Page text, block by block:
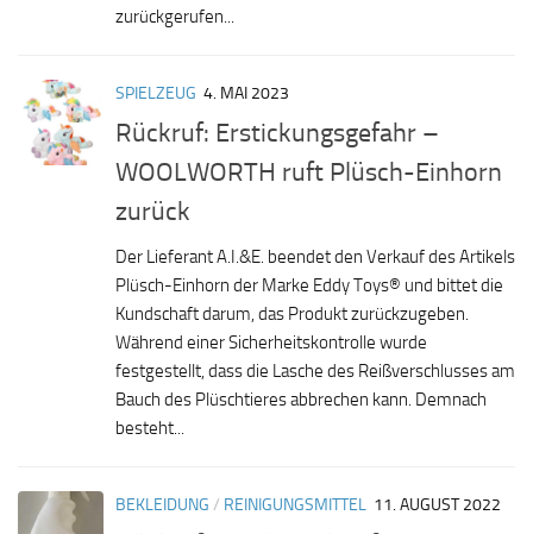
zurückgerufen...
SPIELZEUG 4. MAI 2023
Rückruf: Erstickungsgefahr –
WOOLWORTH ruft Plüsch-Einhorn
zurück
Der Lieferant A.I.&E. beendet den Verkauf des Artikels
Plüsch-Einhorn der Marke Eddy Toys® und bittet die
Kundschaft darum, das Produkt zurückzugeben.
Während einer Sicherheitskontrolle wurde
festgestellt, dass die Lasche des Reißverschlusses am
Bauch des Plüschtieres abbrechen kann. Demnach
besteht...
BEKLEIDUNG / REINIGUNGSMITTEL 11. AUGUST 2022